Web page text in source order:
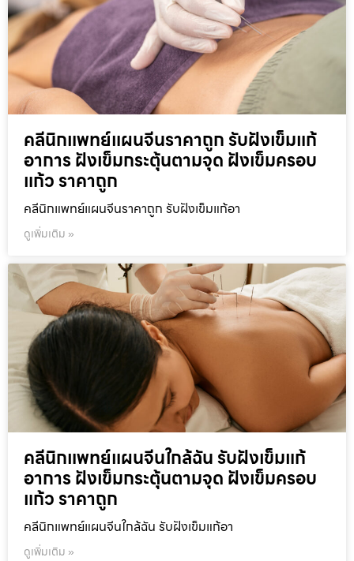
คลีนิกแพทย์แผนจีนราคาถูก รับฝังเข็มแก้
อาการ ฝังเข็มกระตุ้นตามจุด ฝังเข็มครอบ
แก้ว ราคาถูก
คลีนิกแพทย์แผนจีนราคาถูก รับฝังเข็มแก้อา
ดูเพิ่มเติม »
คลีนิกแพทย์แผนจีนใกล้ฉัน รับฝังเข็มแก้
อาการ ฝังเข็มกระตุ้นตามจุด ฝังเข็มครอบ
แก้ว ราคาถูก
คลีนิกแพทย์แผนจีนใกล้ฉัน รับฝังเข็มแก้อา
ดูเพิ่มเติม »